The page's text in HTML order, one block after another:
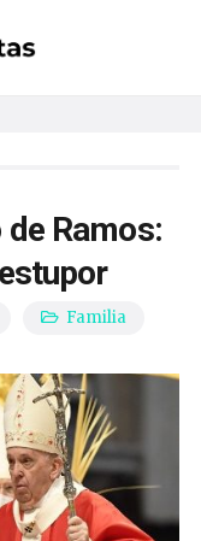
de Ramos:
Familia